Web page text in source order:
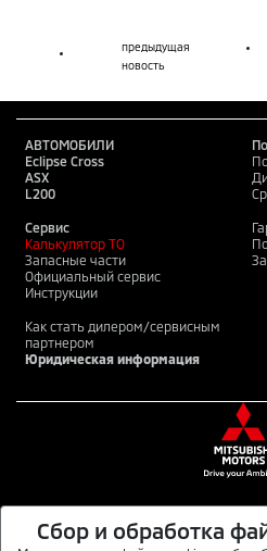
предыдущая
новость
АВТОМОБИЛИ
Eclipse Cross
ASX
L200
Сервис
Калькулятор ТО
Запасные части
Официальный сервис
Инструкции
Как стать дилером/сервисным
партнером
Юридическая информация
MITSUBISHI MOTORS В СОЦИАЛЬНЫХ
Сбор и обработка